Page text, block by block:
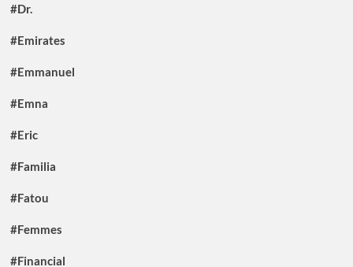
#Dr.
#Emirates
#Emmanuel
#Emna
#Eric
#Familia
#Fatou
#Femmes
#Financial